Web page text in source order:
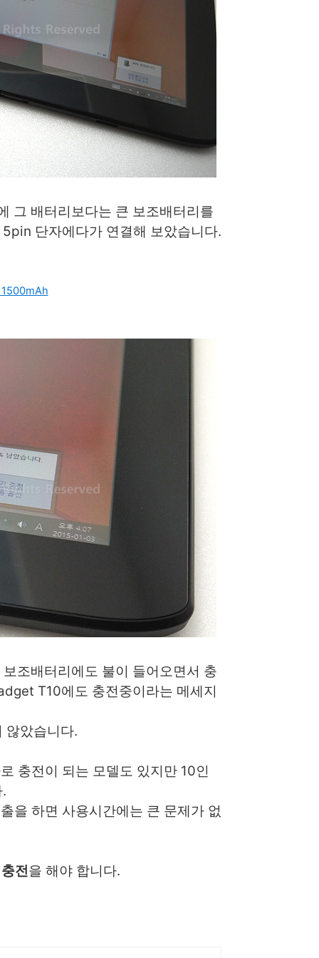
그 배터리보다는 큰 보조배터리를
단자에다가 연결해 보았습니다.
조배터리에도 불이 들어오면서 충
T10에도 충전중이라는 메세지
않았습니다.
충전이 되는 모델도 있지만 10인
을 하면 사용시간에는 큰 문제가 없
전을 해야 합니다.